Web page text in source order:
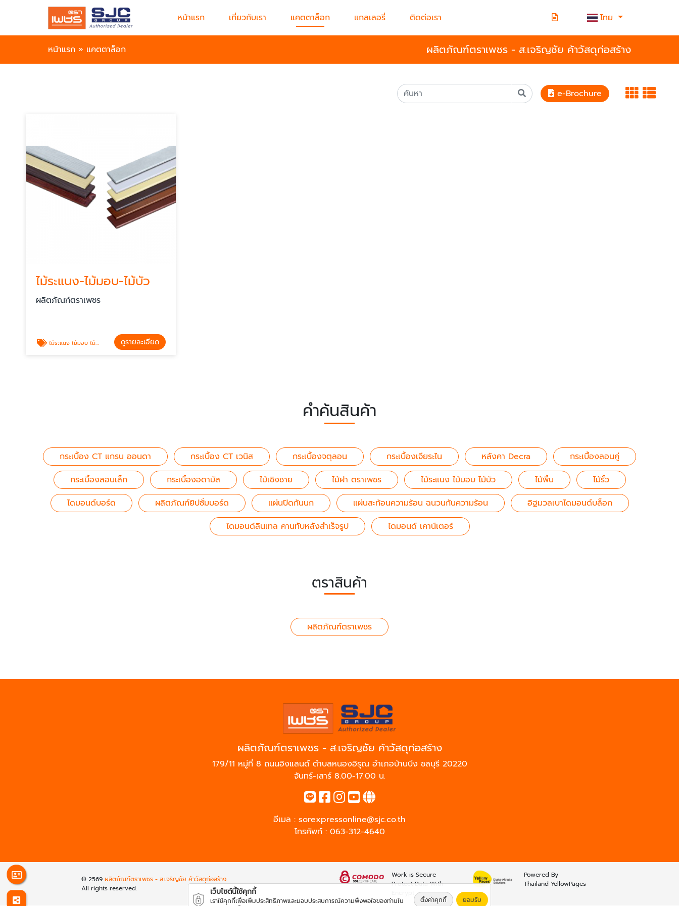
หน้าแรก เกี่ยวกับเรา แคตตาล็อก แกลเลอรี่ ติดต่อเรา ไทย
หน้าแรก » แคตตาล็อก ผลิตภัณฑ์ตราเพชร - ส.เจริญชัย ค้าวัสดุก่อสร้าง
e-Brochure
ไม้ระแนง-ไม้มอบ-ไม้บัว
ผลิตภัณฑ์ตราเพชร
ไม้ระแนง ไม้มอบ ไม้บัว ดูรายละเอียด
คำค้นสินค้า
กระเบื้อง CT แกรน ออนดา กระเบื้อง CT เวนิส กระเบื้องจตุลอน กระเบื้องเจียระไน หลังคา Decra
กระเบื้องลอนคู่
กระเบื้องลอนเล็ก
กระเบื้องอดามัส ไม้เชิงชาย ไม้ฝา ตราเพชร ไม้ระแนง ไม้มอบ ไม้บัว ไม้พื้น
ไม้รั้ว
ไดมอนด์บอร์ด
ผลิตภัณฑ์ยิปซั่มบอร์ด แผ่นปิดกันนก แผ่นสะท้อนความร้อน ฉนวนกันความร้อน
อิฐมวลเบาไดมอนด์บล็อก
ไดมอนด์ลินเทล คานทับหลังสำเร็จรูป
ไดมอนด์ เคาน์เตอร์
ตราสินค้า
ผลิตภัณฑ์ตราเพชร
ผลิตภัณฑ์ตราเพชร - ส.เจริญชัย ค้าวัสดุก่อสร้าง
179/11 หมู่ที่ 8 ถนนอิงแลนด์ ตำบลหนองอิรุณ อำเภอบ้านบึง ชลบุรี 20220
จันทร์-เสาร์ 8.00-17.00 น.
อีเมล : sorexpressonline@sjc.co.th
โทรศัพท์ : 063-312-4640
© 2569ผลิตภัณฑ์ตราเพชร - ส.เจริญชัย ค้าวัสดุก่อสร้าง
All rights reserved.
Work is Secure
Protect Data With
Powered By
Thailand YellowPages
เว็บไซต์นี้ใช้คุกกี้
เราใช้คุกกี้เพื่อเพิ่มประสิทธิภาพและมอบประสบการณ์ความพึงพอใจของท่านใน
ตั้งค่าคุกกี้ ยอมรับ